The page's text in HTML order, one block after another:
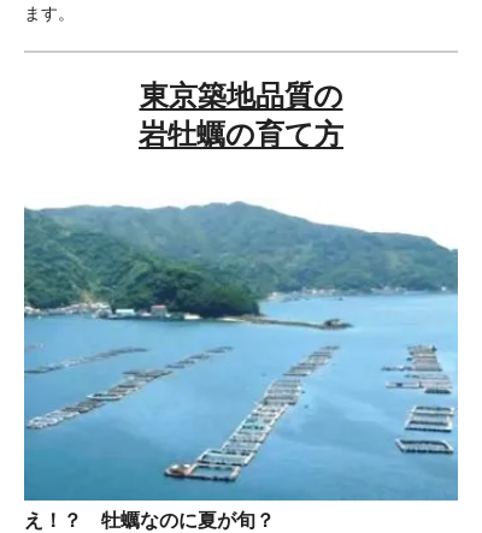
ます。
東京築地品質の
岩牡蠣の育て方
え！？ 牡蠣なのに夏が旬？